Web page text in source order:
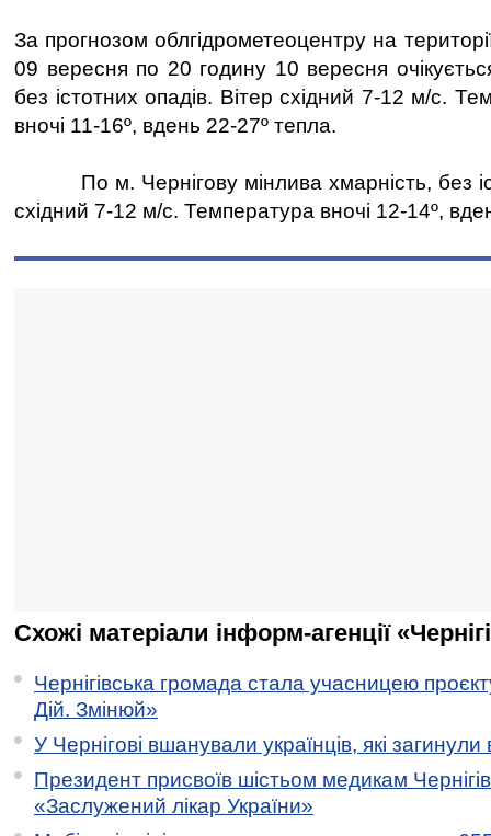
За прогнозом облгідрометеоцентру на
09 вересня по 20 годину 10 вересня
без істотних опадів. Вітер східний 7-12 м/с.
вночі 11-16º, вдень 22-27º тепла.
По м. Чернігову мінлива хмарність, без
східний 7-12 м/с. Температура вночі 12-14º,
Схожі матеріали інформ-агенції
Чернігівська громада стала учасницею
Дій. Змінюй»
У Чернігові вшанували українців, які загинули
Президент присвоїв шістьом медикам
«Заслужений лікар України»